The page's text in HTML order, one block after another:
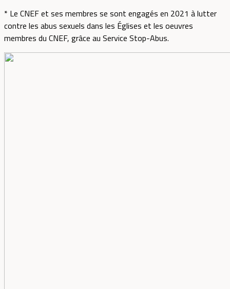
* Le CNEF et ses membres se sont engagés en 2021 à lutter
contre les abus sexuels dans les Églises et les oeuvres
membres du CNEF, grâce au Service Stop-Abus.